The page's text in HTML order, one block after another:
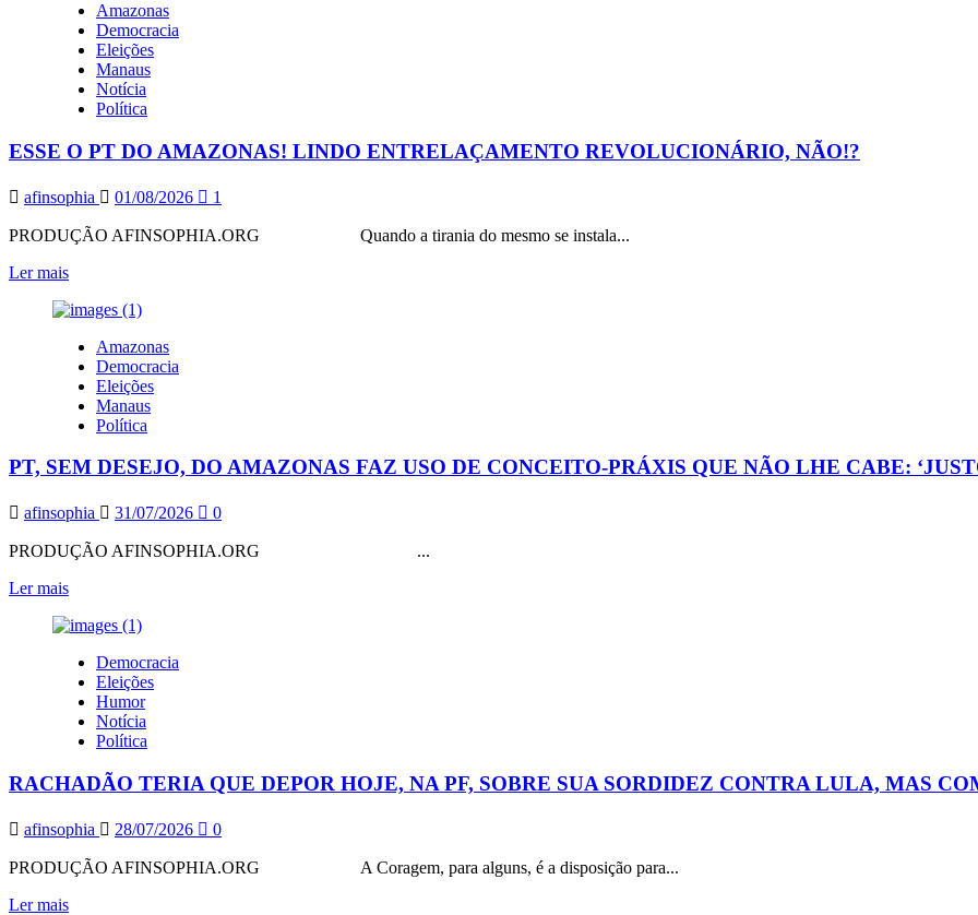
TEM
FILHOS?
PL,
AO
INDICAR
CHAPA
PURO-
SANGUE,
O
DAS
DIREITAS
Amazonas
Democracia
Eleições
Manaus
Notícia
Política
ESSE O PT DO AMAZONAS! LINDO ENTRELAÇAMENTO REVOLUCIONÁRIO, NÃO!?
afinsophia 01/08/2026 1
PRODUÇÃO AFINSOPHIA.ORG Quando a tirania do mesmo se instala...
Ler maisLeia
sobre
O
PT
DO
AMAZONAS!
LINDO
REVOLUCIONÁRIO,
Amazonas
Democracia
Eleições
Manaus
Política
PT, SEM DESEJO, DO AMAZONAS FAZ USO DE CONCEITO-PRÁXIS QUE NÃO LHE CABE:
afinsophia 31/07/2026 0
PRODUÇÃO AFINSOPHIA.ORG ...
Ler maisLeia
sobre
SEM
DESEJO,
DO
AMAZONAS
FAZ
DE
PRÁXIS
QUE
NÃO
LHE
CABE:
Democracia
Eleições
Humor
Notícia
Política
RACHADÃO TERIA QUE DEPOR HOJE, NA PF, SOBRE SUA SORDIDEZ CONTRA LULA, MAS
afinsophia 28/07/2026 0
PRODUÇÃO AFINSOPHIA.ORG A Coragem, para alguns, é a disposição para...
Ler maisLeia